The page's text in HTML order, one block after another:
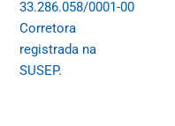
33.286.058/0001-00
Corretora
registrada na
SUSEP.